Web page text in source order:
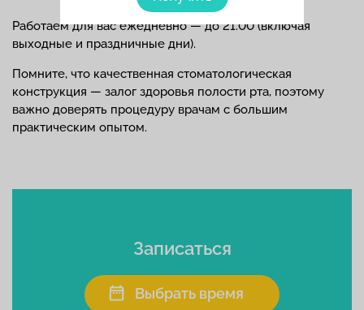
Работаем для вас ежедневно — до 21.00 (включая
выходные и праздничные дни).
Помните, что качественная стоматологическая
конструкция — залог здоровья полости рта, поэтому
важно доверять процедуру врачам с большим
практическим опытом.
Записаться
Выбрать время